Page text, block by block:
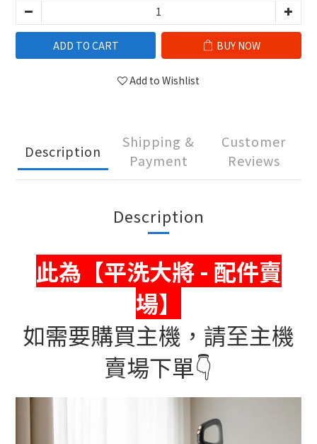
ADD TO CART BUY NOW
Add to Wishlist
Description
Shipping &
Payment
Customer
Reviews
Description
此為【平洗大將 - 配件賣
場】
如需要購買主機，請至主機
賣場下單👇